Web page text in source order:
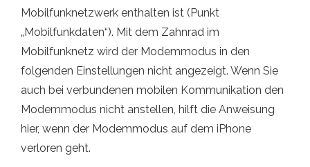
Mobilfunknetzwerk enthalten ist (Punkt
„Mobilfunkdaten“). Mit dem Zahnrad im
Mobilfunknetz wird der Modemmodus in den
folgenden Einstellungen nicht angezeigt. Wenn Sie
auch bei verbundenen mobilen Kommunikation den
Modemmodus nicht anstellen, hilft die Anweisung
hier, wenn der Modemmodus auf dem iPhone
verloren geht.